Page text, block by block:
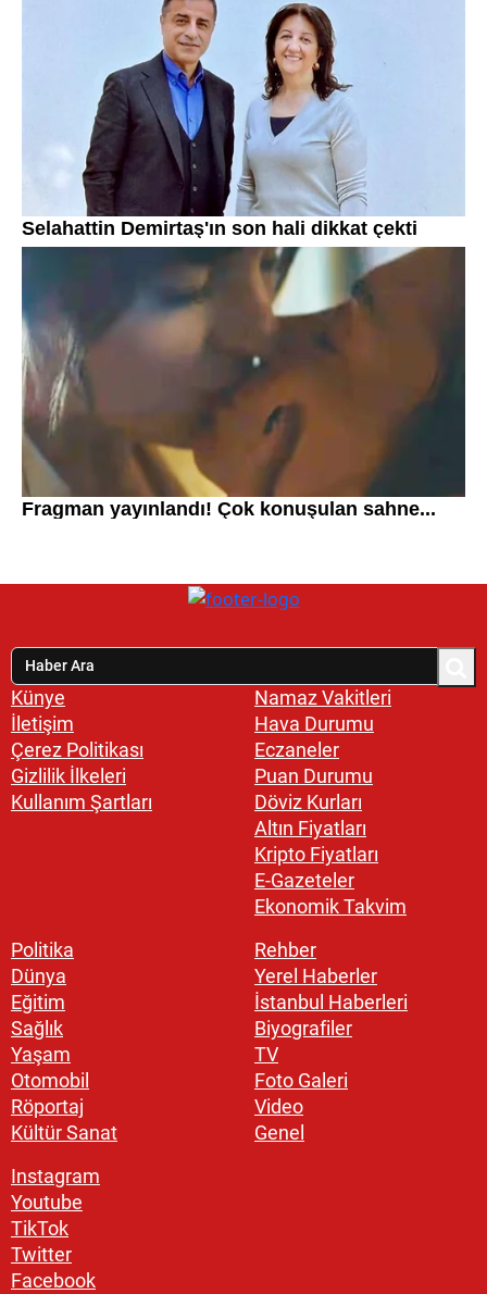
Künye
İletişim
Çerez Politikası
Gizlilik İlkeleri
Kullanım Şartları
Namaz Vakitleri
Hava Durumu
Eczaneler
Puan Durumu
Döviz Kurları
Altın Fiyatları
Kripto Fiyatları
E-Gazeteler
Ekonomik Takvim
Politika
Dünya
Eğitim
Sağlık
Yaşam
Otomobil
Röportaj
Kültür Sanat
Rehber
Yerel Haberler
İstanbul Haberleri
Biyografiler
TV
Foto Galeri
Video
Genel
Instagram
Youtube
TikTok
Twitter
Facebook